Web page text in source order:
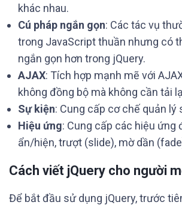
khác nhau.
Cú pháp ngắn gọn: Các tác vụ
trong JavaScript thuần nhưng có
ngắn gọn hơn trong jQuery.
AJAX: Tích hợp mạnh mẽ với
không đồng bộ mà không cần tải
Sự kiện: Cung cấp cơ chế quản lý
Hiệu ứng: Cung cấp các hiệu ứng
ẩn/hiện, trượt (slide), mờ dần
Cách viết jQuery cho người
Để bắt đầu sử dụng jQuery, trước